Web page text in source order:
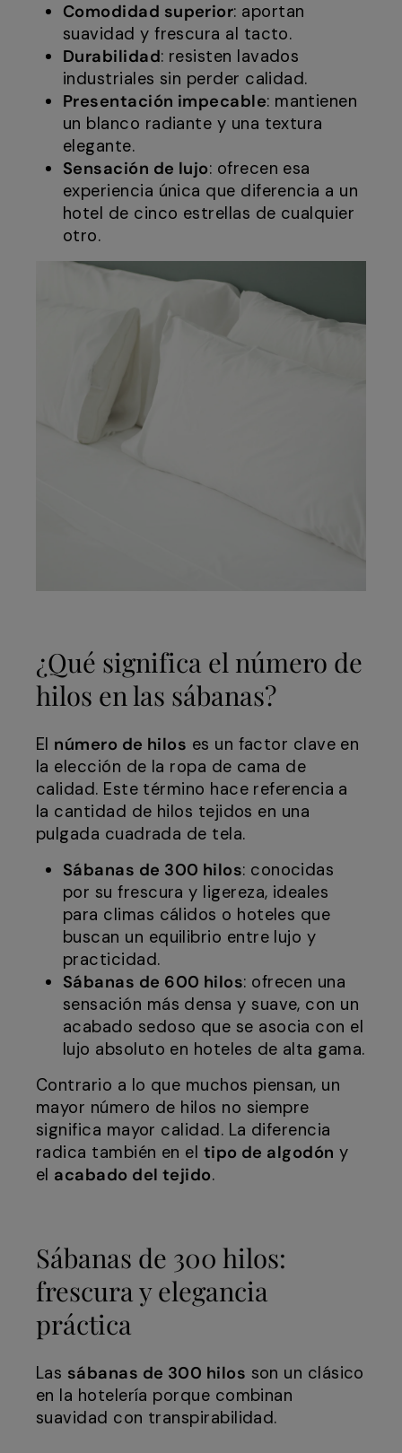
Comodidad superior: aportan
suavidad y frescura al tacto.
Durabilidad: resisten lavados
industriales sin perder calidad.
Presentación impecable: mantienen
un blanco radiante y una textura
elegante.
Sensación de lujo: ofrecen esa
experiencia única que diferencia a un
hotel de cinco estrellas de cualquier
otro.
¿Qué significa el número de
hilos en las sábanas?
El número de hilos es un factor clave en
la elección de la ropa de cama de
calidad. Este término hace referencia a
la cantidad de hilos tejidos en una
pulgada cuadrada de tela.
Sábanas de 300 hilos: conocidas
por su frescura y ligereza, ideales
para climas cálidos o hoteles que
buscan un equilibrio entre lujo y
practicidad.
Sábanas de 600 hilos: ofrecen una
sensación más densa y suave, con un
acabado sedoso que se asocia con el
lujo absoluto en hoteles de alta gama.
Contrario a lo que muchos piensan, un
mayor número de hilos no siempre
significa mayor calidad. La diferencia
radica también en el tipo de algodón y
el acabado del tejido.
Sábanas de 300 hilos:
frescura y elegancia
práctica
Las sábanas de 300 hilos son un clásico
en la hotelería porque combinan
suavidad con transpirabilidad.